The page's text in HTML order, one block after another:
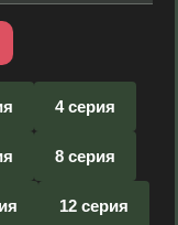
4 серия
8 серия
12 серия